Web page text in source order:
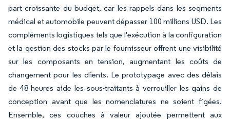
part croissante du budget, car les rappels dans les segments
médical et automobile peuvent dépasser 100 millions USD. Les
compléments logistiques tels que l'exécution à la configuration
et la gestion des stocks par le fournisseur offrent une visibilité
sur les composants en tension, augmentant les coûts de
changement pour les clients. Le prototypage avec des délais
de 48 heures aide les sous-traitants à verrouiller les gains de
conception avant que les nomenclatures ne soient figées.
Ensemble, ces couches à valeur ajoutée permettent aux